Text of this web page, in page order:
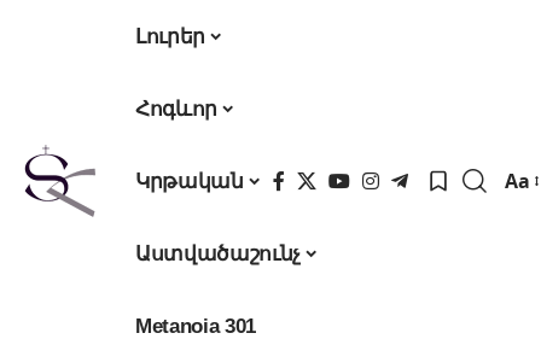
Լուրեր
Հոգևոր
Կրթական
Աստվածաշունչ
Metanoia 301
Aa